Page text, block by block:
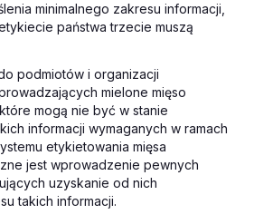
minimalnego zakresu informacji,
państwa trzecie muszą
podmiotów i organizacji
mielone mięso
mogą nie być w stanie
informacji wymaganych w ramach
etykietowania mięsa
jest wprowadzenie pewnych
uzyskanie od nich
takich informacji.